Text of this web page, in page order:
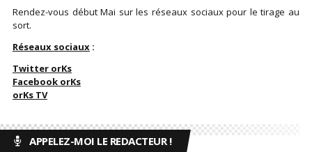
Rendez-vous début Mai sur les réseaux sociaux pour le tirage au
sort.
Réseaux sociaux :
Twitter orKs
Facebook orKs
orKs TV
APPELEZ-MOI LE REDACTEUR !